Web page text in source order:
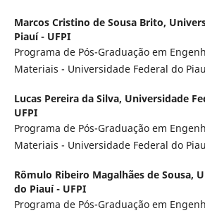
Marcos Cristino de Sousa Brito,
Piauí - UFPI
Programa de Pós-Graduação em
Materiais - Universidade Federal do
Lucas Pereira da Silva, Universidade
UFPI
Programa de Pós-Graduação em
Materiais - Universidade Federal do
Rômulo Ribeiro Magalhães de Sousa,
do Piauí - UFPI
Programa de Pós-Graduação em